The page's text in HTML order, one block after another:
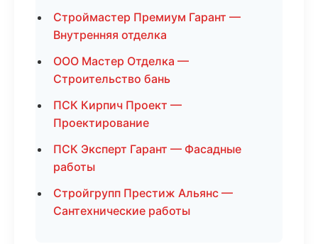
Строймастер Премиум Гарант —
Внутренняя отделка
ООО Мастер Отделка —
Строительство бань
ПСК Кирпич Проект —
Проектирование
ПСК Эксперт Гарант — Фасадные
работы
Стройгрупп Престиж Альянс —
Сантехнические работы